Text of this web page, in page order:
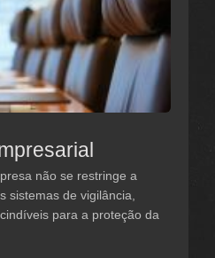
não se restringe a
sistemas de vigilância,
para a proteção da